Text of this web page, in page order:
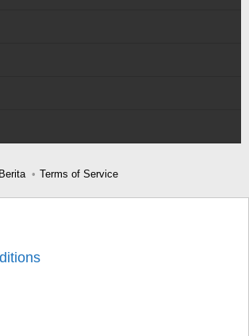
Terms of Service